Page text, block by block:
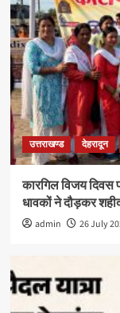
उत्तराखण्ड देहरादून
कारगिल विजय दिवस
धावकों ने दौड़कर
admin 26 July